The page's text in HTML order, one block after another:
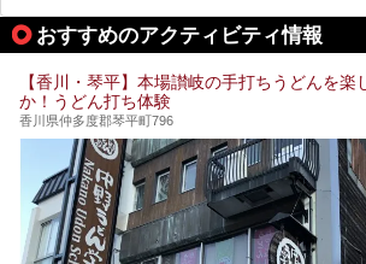
この記事では西・東・中間くらい
表する３つの大人気温泉をご紹介し
ュー！お楽しみに。
おすすめのアクティビティ情報
【香川・琴平】本場讃岐の手打ちうどんを楽
か！うどん打ち体験
香川県仲多度郡琴平町796